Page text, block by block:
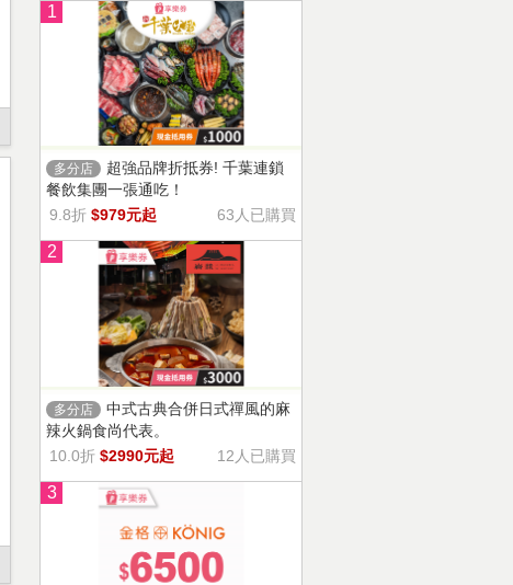
1
多分店
超強品牌折抵券! 千葉連鎖
餐飲集團一張通吃！
9.8折 $979元起 63人已購買
2
多分店
中式古典合併日式禪風的麻
辣火鍋食尚代表。
10.0折 $2990元起 12人已購買
3